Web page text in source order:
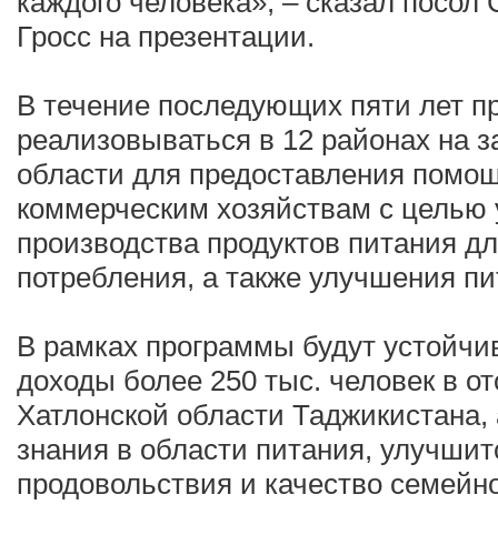
Гросс на презентации.
В течение последующих пяти лет
реализовываться в 12 районах на
области для предоставления
коммерческим хозяйствам с
производства продуктов питания
потребления, а также улучшения
В рамках программы будут
доходы более 250 тыс. человек в
Хатлонской области
знания в области питания,
продовольствия и качество